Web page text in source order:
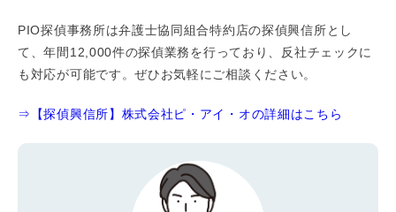
PIO探偵事務所は弁護士協同組合特約店の探偵興信所とし
て、年間12,000件の探偵業務を行っており、反社チェックに
も対応が可能です。ぜひお気軽にご相談ください。
⇒【探偵興信所】株式会社ピ・アイ・オの詳細はこちら